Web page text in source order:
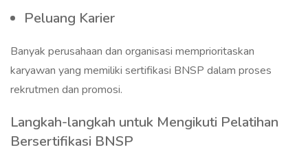
Peluang Karier
Banyak perusahaan dan organisasi memprioritaskan
karyawan yang memiliki sertifikasi BNSP dalam proses
rekrutmen dan promosi.
Langkah-langkah untuk Mengikuti Pelatihan
Bersertifikasi BNSP